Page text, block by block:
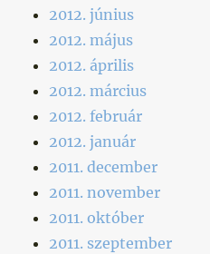
2012. június
2012. május
2012. április
2012. március
2012. február
2012. január
2011. december
2011. november
2011. október
2011. szeptember